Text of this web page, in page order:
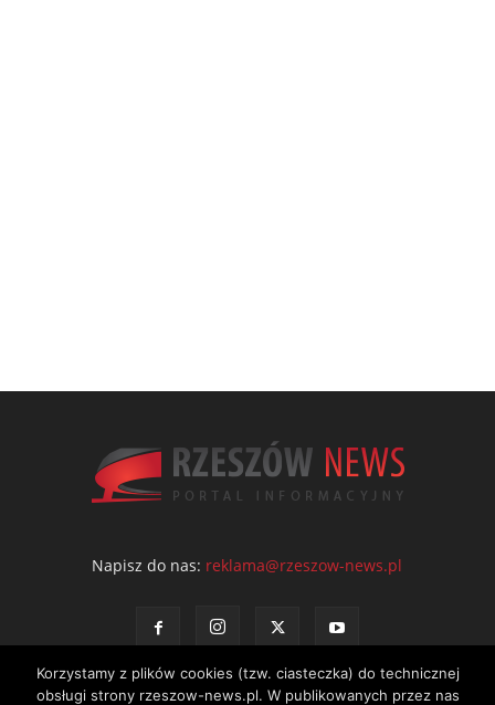
Napisz do nas: reklama@rzeszow-news.pl
Korzystamy z plików cookies (tzw. ciasteczka) do technicznej
obsługi strony rzeszow-news.pl. W publikowanych przez nas